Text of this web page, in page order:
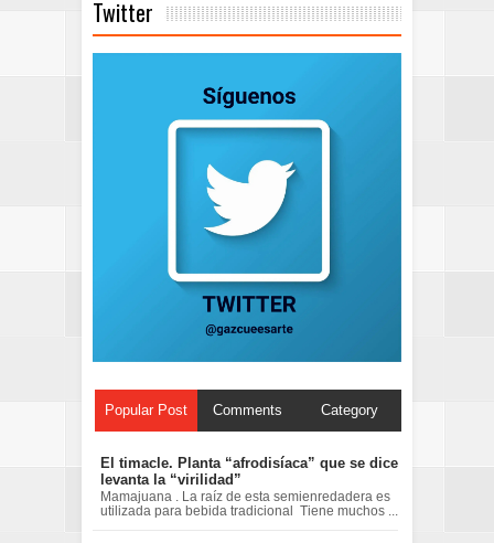
Twitter
Popular Post Comments Category
El timacle. Planta “afrodisíaca” que se dice
levanta la “virilidad”
Mamajuana . La raíz de esta semienredadera es
utilizada para bebida tradicional Tiene muchos ...